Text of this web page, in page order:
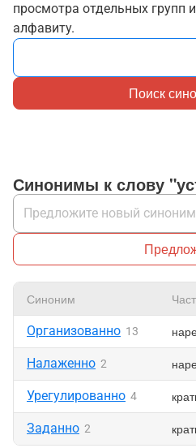
просмотра отдельных групп
алфавиту.
Поиск
Синонимы к слову
Синоним
Организованно 13
Налаженно 2
Урегулированно 4
Заданно 2